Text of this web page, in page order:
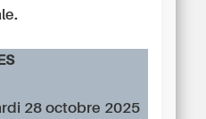
28 octobre 2025